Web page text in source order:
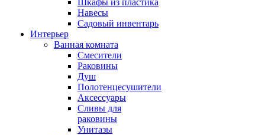
Шкафы из пластика
Навесы
Садовый инвентарь
Интерьер
Ванная комната
Смесители
Раковины
Душ
Полотенцесушители
Аксессуары
Сливы для
раковины
Унитазы